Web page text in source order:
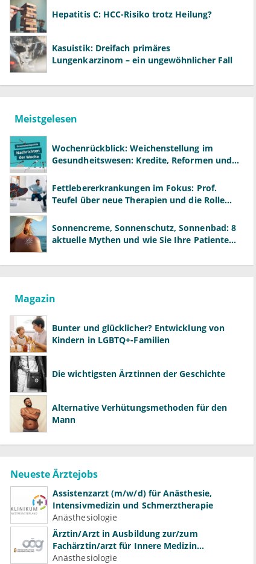
Hepatitis C: HCC-Risiko trotz Heilung?
Kasuistik: Dreifach primäres
Lungenkarzinom – ein ungewöhnlicher Fall
Meistgelesen
Wochenrückblick: Weichenstellung im
Gesundheitswesen: Kredite, Reformen und
Fettlebererkrankungen im Fokus: Prof.
Teufel über neue Therapien und die Rolle
Sonnencreme, Sonnenschutz, Sonnenbad: 8
aktuelle Mythen und wie Sie Ihre Patienten
Magazin
Bunter und glücklicher? Entwicklung von
Kindern in LGBTQ+-Familien
Die wichtigsten Ärztinnen der Geschichte
Alternative Verhütungsmethoden für den
Mann
Neueste Ärztejobs
Assistenzarzt (m/w/d) für Anästhesie,
Intensivmedizin und Schmerztherapie
Anästhesiologie
Ärztin/Arzt in Ausbildung zur/zum
Fachärztin/arzt für Innere Medizin
(Kardiologie, Nephrologie, Intensivmedizin)
Anästhesiologie